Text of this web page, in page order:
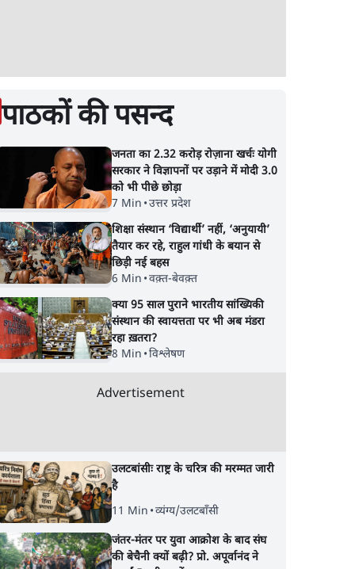
पाठकों की पसन्द
जनता का 2.32 करोड़ रोज़ाना खर्चः योगी
सरकार ने विज्ञापनों पर उड़ाने में मोदी 3.0
को भी पीछे छोड़ा
7 Min •उत्तर प्रदेश
शिक्षा संस्थान ‘विद्यार्थी’ नहीं, ‘अनुयायी’
तैयार कर रहे, राहुल गांधी के बयान से
छिड़ी नई बहस
6 Min •वक़्त-बेवक़्त
क्या 95 साल पुराने भारतीय सांख्यिकी
संस्थान की स्वायत्तता पर भी अब मंडरा
रहा ख़तरा?
8 Min •विश्लेषण
Advertisement
उलटबांसीः राष्ट्र के चरित्र की मरम्मत जारी
है
11 Min •व्यंग्य/उलटबाँसी
जंतर-मंतर पर युवा आक्रोश के बाद संघ
की बेचैनी क्यों बढ़ी? प्रो. अपूर्वानंद ने